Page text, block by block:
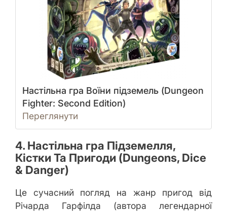
Настільна гра Воїни підземель (Dungeon
Fighter: Second Edition)
Переглянути
4. Настільна гра Підземелля,
Кістки Та Пригоди (Dungeons, Dice
& Danger)
Це сучасний погляд на жанр пригод від
Річарда Гарфілда (автора легендарної